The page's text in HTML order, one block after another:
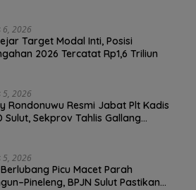
6, 2026
Target Modal Inti, Posisi
2026 Tercatat Rp1,6 Triliun
5, 2026
Rondonuwu Resmi Jabat Plt Kadis
Sulut, Sekprov Tahlis Gallang
5, 2026
Picu Macet Parah
BPJN Sulut Pastikan